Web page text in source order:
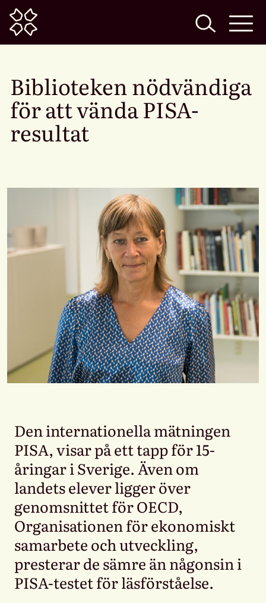
Home
Biblioteken nödvändiga
för att vända PISA-
resultat
Den internationella mätningen
PISA, visar på ett tapp för 15-
åringar i Sverige. Även om
landets elever ligger över
genomsnittet för OECD,
Organisationen för ekonomiskt
samarbete och utveckling,
presterar de sämre än någonsin i
PISA-testet för läsförståelse.